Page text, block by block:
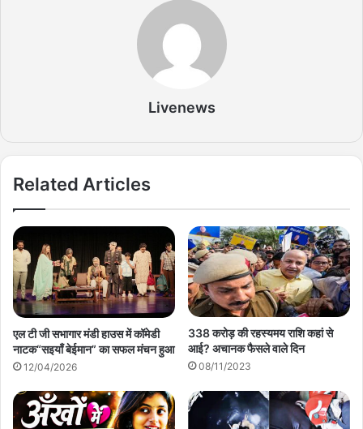
Livenews
Related Articles
एल टी जी सभागार मंडी हाउस में कॉमेडी
नाटक“सइयाँ बेईमान” का सफल मंचन हुआ
12/04/2026
338 करोड़ की रहस्यमय राशि कहां से
आई? अचानक फैसले वाले दिन
08/11/2023